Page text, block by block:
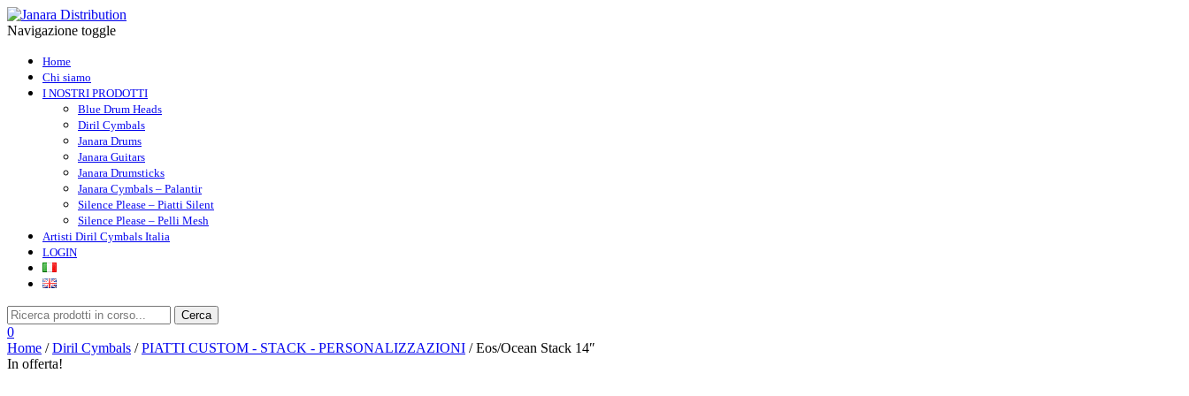
Navigazione toggle
Home
Chi siamo
I NOSTRI PRODOTTI
Blue Drum Heads
Diril Cymbals
Janara Drums
Janara Guitars
Janara Drumsticks
Janara Cymbals – Palantir
Silence Please – Piatti Silent
Silence Please – Pelli Mesh
Artisti Diril Cymbals Italia
LOGIN
0
Home /Diril Cymbals /PIATTI CUSTOM - STACK - PERSONALIZZAZIONI / Eos/Ocean Stack 14″
In offerta!